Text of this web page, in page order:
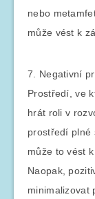
nebo
může vést k
7. Negativní
Prostředí, ve
hrát roli v
prostředí plné
může to vést
Naopak,
minimalizovat